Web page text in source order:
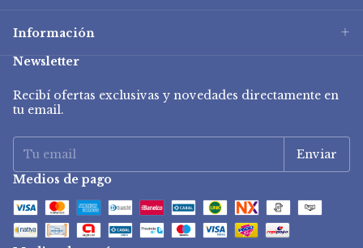
Información
Newsletter
Recibí ofertas exclusivas y novedades directamente en
tu email.
Medios de pago